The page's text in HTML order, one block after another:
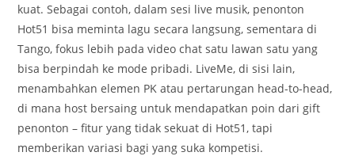
kuat. Sebagai contoh, dalam sesi live musik, penonton
Hot51 bisa meminta lagu secara langsung, sementara di
Tango, fokus lebih pada video chat satu lawan satu yang
bisa berpindah ke mode pribadi. LiveMe, di sisi lain,
menambahkan elemen PK atau pertarungan head-to-head,
di mana host bersaing untuk mendapatkan poin dari gift
penonton – fitur yang tidak sekuat di Hot51, tapi
memberikan variasi bagi yang suka kompetisi.